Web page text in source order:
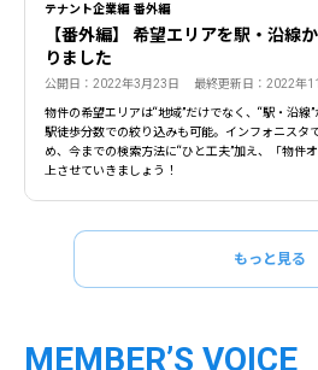
テナント企業編 番外編
【番外編】 希望エリアを駅・沿線
りました
公開日：2022年3月23日 最終更新日：2022年
物件の希望エリアは“地域”だけでなく、“駅・沿線
駅徒歩分数での絞り込みも可能。インフォニスタ
め、今までの検索方法に“ひと工夫”加え、「物件
上させていきましょう！
もっと見る
MEMBER’S VOICE